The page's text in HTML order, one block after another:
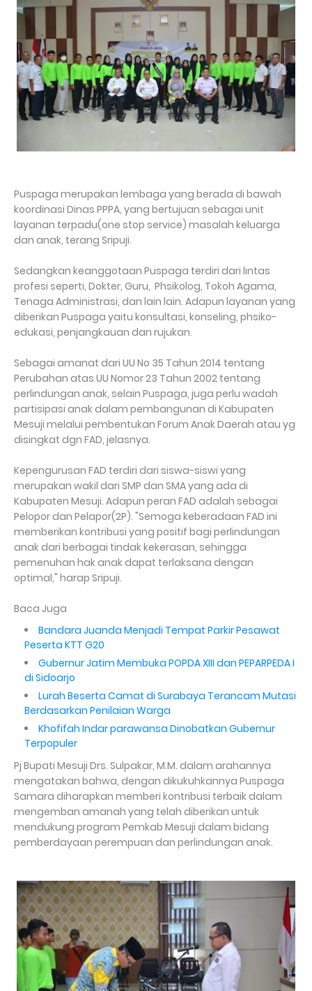
Puspaga merupakan lembaga yang berada di bawah
koordinasi Dinas PPPA, yang bertujuan sebagai unit
layanan terpadu(one stop service) masalah keluarga
dan anak, terang Sripuji.
Sedangkan keanggotaan Puspaga terdiri dari lintas
profesi seperti, Dokter, Guru, Phsikolog, Tokoh Agama,
Tenaga Administrasi, dan lain lain. Adapun layanan yang
diberikan Puspaga yaitu konsultasi, konseling, phsiko-
edukasi, penjangkauan dan rujukan.
Sebagai amanat dari UU No 35 Tahun 2014 tentang
Perubahan atas UU Nomor 23 Tahun 2002 tentang
perlindungan anak, selain Puspaga, juga perlu wadah
partisipasi anak dalam pembangunan di Kabupaten
Mesuji melalui pembentukan Forum Anak Daerah atau yg
disingkat dgn FAD, jelasnya.
Kepengurusan FAD terdiri dari siswa-siswi yang
merupakan wakil dari SMP dan SMA yang ada di
Kabupaten Mesuji. Adapun peran FAD adalah sebagai
Pelopor dan Pelapor(2P). "Semoga keberadaan FAD ini
memberikan kontribusi yang positif bagi perlindungan
anak dari berbagai tindak kekerasan, sehingga
pemenuhan hak anak dapat terlaksana dengan
optimal," harap Sripuji.
Baca Juga
Bandara Juanda Menjadi Tempat Parkir Pesawat
Peserta KTT G20
Gubernur Jatim Membuka POPDA XIII dan PEPARPEDA I
di Sidoarjo
Lurah Beserta Camat di Surabaya Terancam Mutasi
Berdasarkan Penilaian Warga
Khofifah Indar parawansa Dinobatkan Gubernur
Terpopuler
Pj Bupati Mesuji Drs. Sulpakar, M.M. dalam arahannya
mengatakan bahwa, dengan dikukuhkannya Puspaga
Samara diharapkan memberi kontribusi terbaik dalam
mengemban amanah yang telah diberikan untuk
mendukung program Pemkab Mesuji dalam bidang
pemberdayaan perempuan dan perlindungan anak.